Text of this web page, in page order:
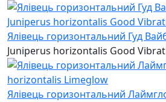
Ялівець горизонтальний Гуд
Juniperus horizontalis Good
Ялівець горизонтальний